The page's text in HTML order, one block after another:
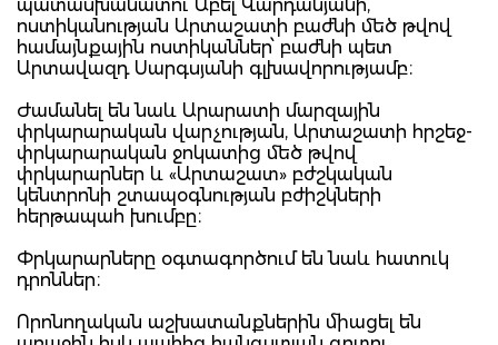
պատասխանատու Աբել Վարդանյանի,
ոստիկանության Արտաշատի բաժնի մեծ թվով
համայնքային ոստիկաններ՝ բաժնի պետ
Արտավազդ Սարգսյանի գլխավորությամբ։
Ժամանել են նաև Արարատի մարզային
փրկարարական վարչության, Արտաշատի հրշեջ-
փրկարարական ջոկատից մեծ թվով
փրկարարներ և «Արտաշատ» բժշկական
կենտրոնի շտապօգնության բժիշկների
հերթապահ խումբը։
Փրկարարները օգտագործում են նաև հատուկ
դրոններ։
Որոնողական աշխատանքներին միացել են